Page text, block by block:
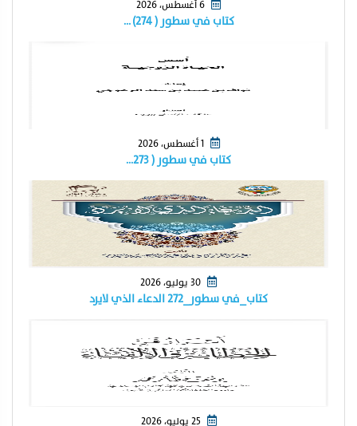
كتاب في سطور ( ٢٧٤) …
1 أغسطس، 2026
كتاب في سطور ( ٢٧٣…
كتاب_في سطور_٢٧٢ الدعاء الذي لايرد